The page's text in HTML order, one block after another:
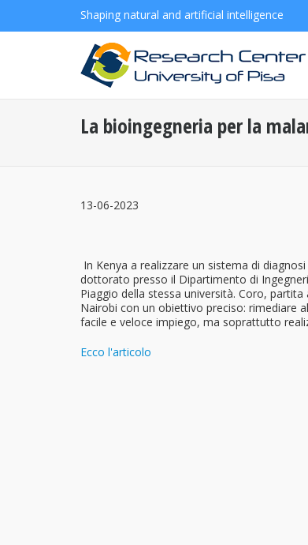
Shaping natural and artificial intelligence
La bioingegneria per la
13-06-2023
In Kenya a realizzare un sistema di
dottorato presso il Dipartimento di
Piaggio della stessa università. Coro,
Nairobi con un obiettivo preciso: rimediare
facile e veloce impiego, ma soprattutto
Ecco l'articolo